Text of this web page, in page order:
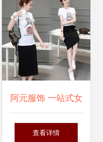
阿元服饰 一站式女
装批发代理与网店
查看详情